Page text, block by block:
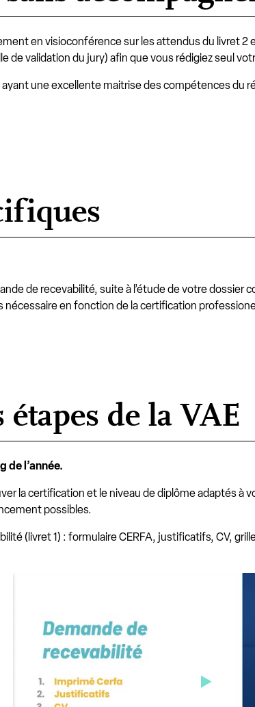
en visioconférence sur les attendus du livret
de validation du jury) afin que vous rédigiez seul
une excellente maitrise des compétences
de recevabilité, suite à l’étude de votre dossier
en fonction de la certification
de la VAE
de l’année.
la certification et le niveau de diplôme adaptés à
possibles.
(livret 1) : formulaire CERFA, justificatifs, CV,